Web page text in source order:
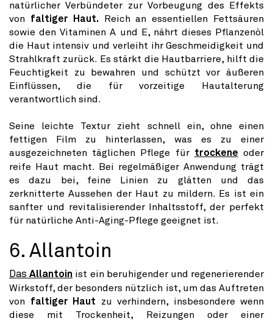
natürlicher Verbündeter zur Vorbeugung des Effekts
von faltiger Haut. Reich an essentiellen Fettsäuren
sowie den Vitaminen A und E, nährt dieses Pflanzenöl
die Haut intensiv und verleiht ihr Geschmeidigkeit und
Strahlkraft zurück. Es stärkt die Hautbarriere, hilft die
Feuchtigkeit zu bewahren und schützt vor äußeren
Einflüssen, die für vorzeitige Hautalterung
verantwortlich sind.
Seine leichte Textur zieht schnell ein, ohne einen
fettigen Film zu hinterlassen, was es zu einer
ausgezeichneten täglichen Pflege für trockene oder
reife Haut macht. Bei regelmäßiger Anwendung trägt
es dazu bei, feine Linien zu glätten und das
zerknitterte Aussehen der Haut zu mildern. Es ist ein
sanfter und revitalisierender Inhaltsstoff, der perfekt
für natürliche Anti-Aging-Pflege geeignet ist.
6. Allantoin
DasAllantoin ist ein beruhigender und regenerierender
Wirkstoff, der besonders nützlich ist, um das Auftreten
von faltiger Haut zu verhindern, insbesondere wenn
diese mit Trockenheit, Reizungen oder einer